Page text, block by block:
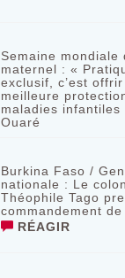
Semaine mondiale
maternel : «
exclusif, c’est
meilleure
maladies infantiles
Ouaré
Burkina Faso /
nationale : Le
Théophile Tago
commandement
RÉAGIR